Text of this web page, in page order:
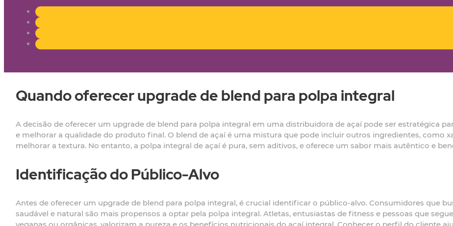
Quando oferecer upgrade de blend para polpa integral
A decisão de oferecer um upgrade de blend para polpa integral em uma distribuidora de açaí pode ser estratégica
e melhorar a qualidade do produto final. O blend de açaí é uma mistura que pode incluir outros ingredientes, como
melhorar a textura. No entanto, a polpa integral de açaí é pura, sem aditivos, e oferece um sabor mais autêntico e
Identificação do Público-Alvo
Antes de oferecer um upgrade de blend para polpa integral, é crucial identificar o público-alvo. Consumidores que
saudável e natural são mais propensos a optar pela polpa integral. Atletas, entusiastas de fitness e pessoas que
veganas ou orgânicas, valorizam a pureza e os benefícios nutricionais do açaí integral. Conhecer o perfil do cliente